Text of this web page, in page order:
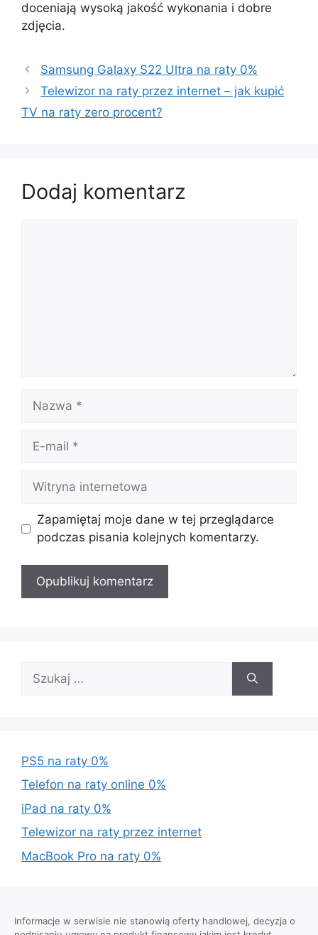
doceniają wysoką jakość wykonania i dobre
zdjęcia.
Samsung Galaxy S22 Ultra na raty 0%
Telewizor na raty przez internet – jak kupić
TV na raty zero procent?
Dodaj komentarz
Nazwa
Witryna
internetowa
Zapamiętaj moje dane w tej przeglądarce
podczas pisania kolejnych komentarzy.
PS5 na raty 0%
Telefon na raty online 0%
iPad na raty 0%
Telewizor na raty przez internet
MacBook Pro na raty 0%
Informacje w serwisie nie stanowią oferty handlowej, decyzja o